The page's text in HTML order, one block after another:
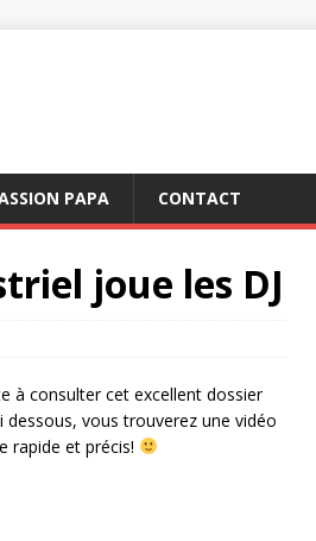
PAPA CONTACT
joue les DJ
à consulter cet excellent dossier
dessous, vous trouverez une vidéo
rapide et précis!